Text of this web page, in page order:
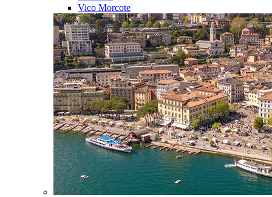
Vico Morcote